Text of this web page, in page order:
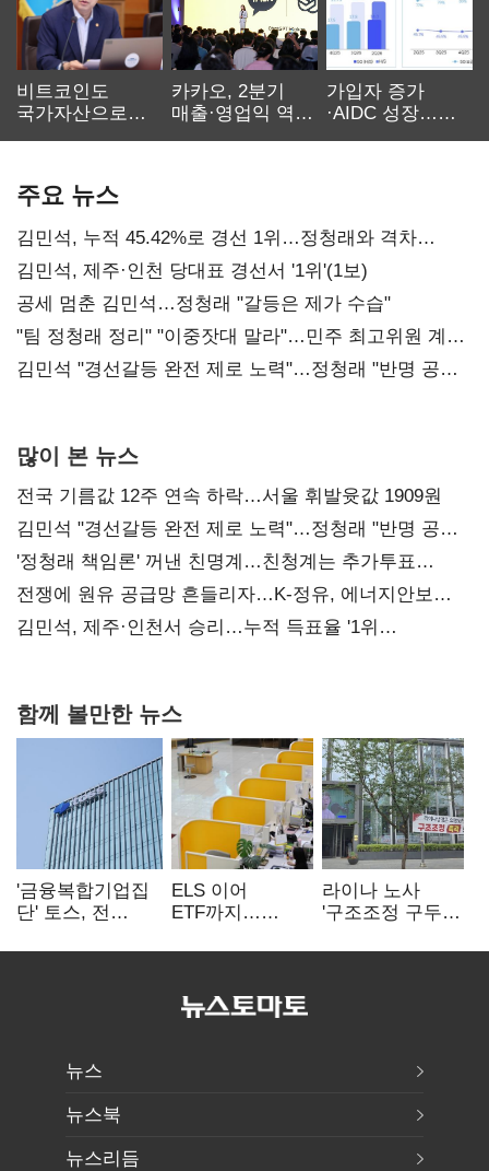
비트코인도
국가자산으로…'
카카오, 2분기
매출·영업익 역대
가입자 증가
·AIDC 성장…
주요 뉴스
김민석, 누적 45.42%로 경선 1위…정청래와 격차
0.86%p(2보)
김민석, 제주·인천 당대표 경선서 '1위'(1보)
공세 멈춘 김민석…정청래 "갈등은 제가 수습"
"팀 정청래 정리" "이중잣대 말라"…민주 최고위원 계파
다툼 격화
김민석 "경선갈등 완전 제로 노력"…정청래 "반명 공세
많이 본 뉴스
전국 기름값 12주 연속 하락…서울 휘발윳값 1909원
김민석 "경선갈등 완전 제로 노력"…정청래 "반명 공세
사과부터"
'정청래 책임론' 꺼낸 친명계…친청계는 추가투표
때리기
전쟁에 원유 공급망 흔들리자…K-정유, 에너지안보
핵심으로 재부상
김민석, 제주·인천서 승리…누적 득표율 '1위
함께 볼만한 뉴스
'금융복합기업집
단' 토스, 전
표준화
ELS 이어
ETF까지…
제동 걸린 은행
라이나 노사
'구조조정 구두
뉴스
뉴스북
뉴스리듬